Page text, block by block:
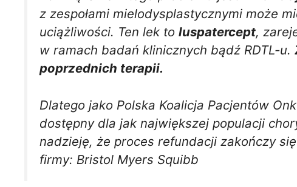
z zespołami mielodysplastycznymi może
uciążliwości. Ten lek to luspatercept,
w ramach badań klinicznych bądź RDTL-u.
poprzednich terapii.
Dlatego jako Polska Koalicja Pacjentów
dostępny dla jak największej populacji
nadzieję, że proces refundacji zakończy
firmy: Bristol Myers Squibb